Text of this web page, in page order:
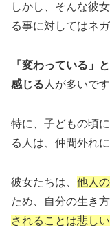
しかし、そんな彼
る事に対してはネ
「変わっている」
感じる 人が多いです
特に、子どもの頃
る人は、仲間外れ
彼女たちは、 他人
ため、自分の生き
されることは悲しい